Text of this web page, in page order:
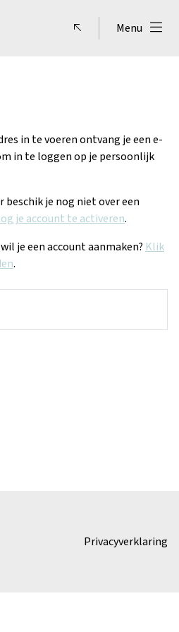
Menu
in te voeren ontvang je een e-
in te loggen op je persoonlijk
beschik je nog niet over een
je account te activeren.
je een account aanmaken? Klik
.
Privacyverklaring